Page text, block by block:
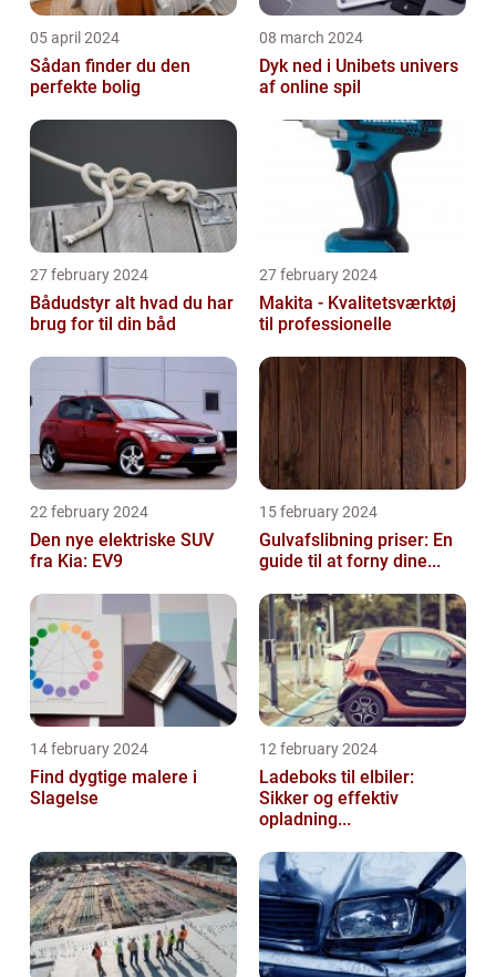
05 april 2024
Sådan finder du den
perfekte bolig
08 march 2024
Dyk ned i Unibets univers
af online spil
27 february 2024
Bådudstyr alt hvad du har
brug for til din båd
27 february 2024
Makita - Kvalitetsværktøj
til professionelle
22 february 2024
Den nye elektriske SUV
fra Kia: EV9
15 february 2024
Gulvafslibning priser: En
guide til at forny dine...
14 february 2024
Find dygtige malere i
Slagelse
12 february 2024
Ladeboks til elbiler:
Sikker og effektiv
opladning...